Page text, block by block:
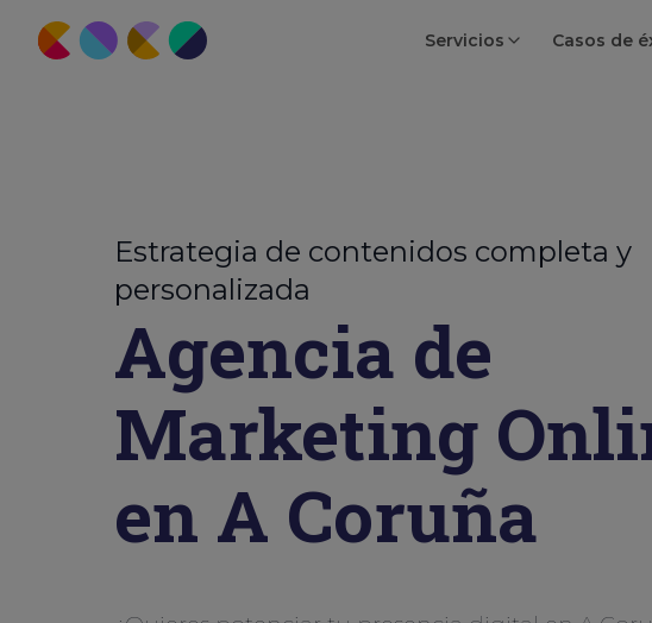
Servicios Casos de
Estrategia de contenidos completa y
personalizada
Agencia de
Marketing
en A Coruña